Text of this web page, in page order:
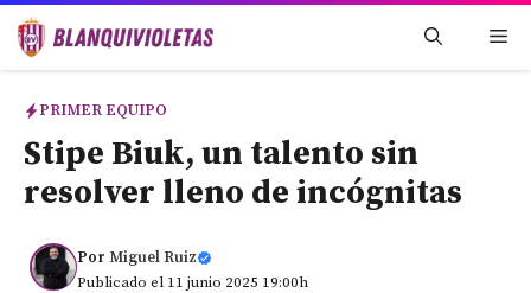
Saltar
PRIMER EQUIPO
Stipe Biuk, un talento sin
resolver lleno de incógnitas
Por Miguel Ruiz
Publicado el 11 junio 2025 19:00h